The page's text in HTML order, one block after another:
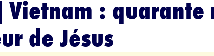
Vietnam :
de Jésus